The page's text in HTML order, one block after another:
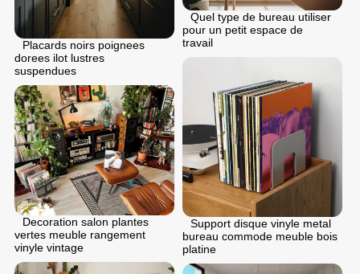
Placards noirs poignees
dorees ilot lustres
suspendues
Quel type de bureau utiliser
pour un petit espace de
travail
Support disque vinyle metal
bureau commode meuble bois
platine
Decoration salon plantes
vertes meuble rangement
vinyle vintage